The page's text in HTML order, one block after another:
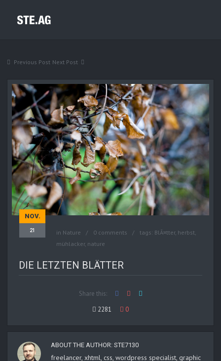
Previous Post Next Post
NOV.
21 in Nature 0 comments tags: BlÃ¤tter, herbst,
mühlacker, nature
DIE LETZTEN BLÄTTER
Share this:
2281
0
ABOUT THE AUTHOR: STE7130
freelancer, xhtml, css, wordpress specialist, graphic